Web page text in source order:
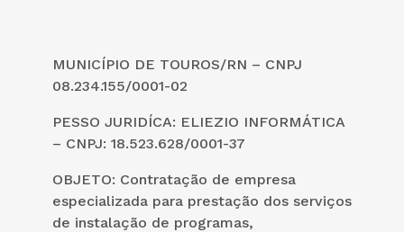
MUNICÍPIO DE TOUROS/RN – CNPJ
08.234.155/0001-02
PESSO JURIDÍCA: ELIEZIO INFORMÁTICA
– CNPJ: 18.523.628/0001-37
OBJETO: Contratação de empresa
especializada para prestação dos serviços
de instalação de programas,